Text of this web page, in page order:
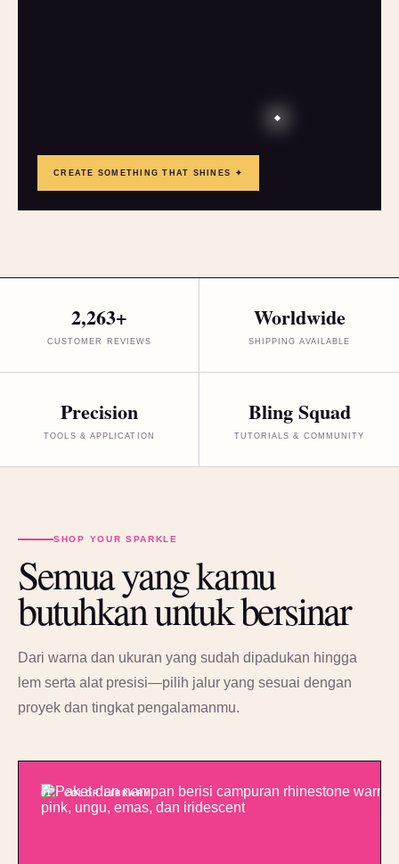
CREATE SOMETHING THAT SHINES ✦
2,263+
CUSTOMER REVIEWS
Worldwide
SHIPPING AVAILABLE
Precision
TOOLS & APPLICATION
Bling Squad
TUTORIALS & COMMUNITY
SHOP YOUR SPARKLE
Semua yang kamu
butuhkan untuk bersinar
Dari warna dan ukuran yang sudah dipadukan hingga
lem serta alat presisi—pilih jalur yang sesuai dengan
proyek dan tingkat pengalamanmu.
01 / COLOR LIBRARY